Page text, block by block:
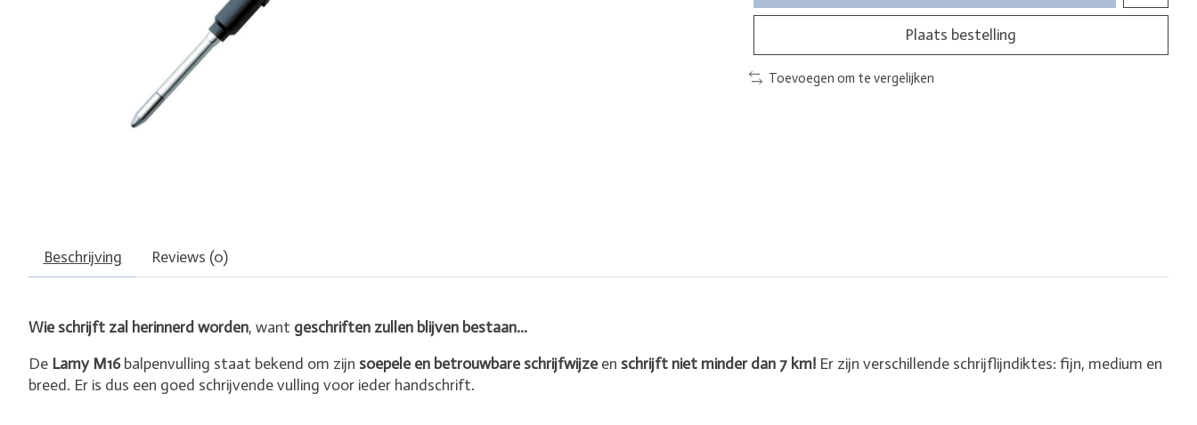
Plaats bestelling
Toevoegen om te vergelijken
Beschrijving Reviews (0)
Wie schrijft zal herinnerd worden, want geschriften zullen blijven bestaan...
De Lamy M16balpenvulling staat bekend om zijn soepele en betrouwbare schrijfwijzeen schrijft niet minder dan 7 km! Er zijn verschillende schrijflijndiktes: fijn, medium en
breed. Er is dus een goed schrijvende vulling voor ieder handschrift.